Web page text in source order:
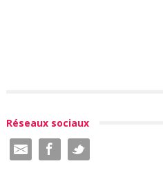
Réseaux sociaux